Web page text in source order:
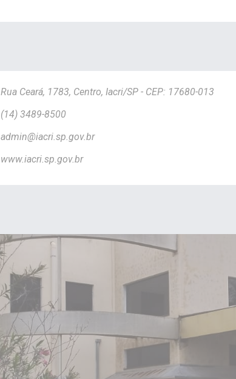
Rua Ceará, 1783, Centro, Iacri/SP - CEP: 17680-013
(14) 3489-8500
admin@iacri.sp.gov.br
www.iacri.sp.gov.brEsta página não carregou o Google Maps